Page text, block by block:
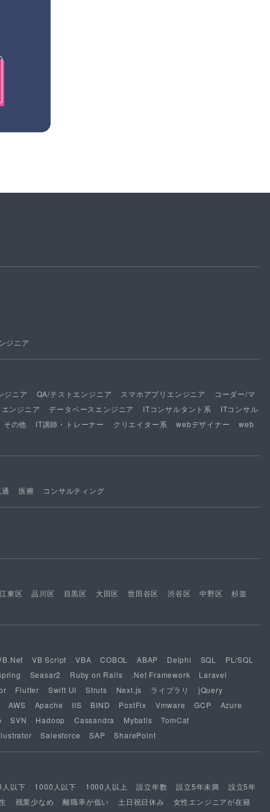
ジニア
ジニア QA/テストエンジニア スマホアプリエンジニア
コーダー/マ
ンジニア データベースエンジニア ITコンサルタント系
ITコンサル
その他 IT講師・トレーナー クリエイター系 webデザイナー
web
医療 コンサルティング
江東区 品川区 目黒区 大田区 世田谷区 渋谷区 中野区
杉並
VB Script VBA COBOL ABAP Delphi SQL
PL/SQL
Seasar2 Ruby on Rails .Net Framework
Laravel
Flutter Swift UI Struts Next.js ライブラリ
jQuery
AWS Apache IIS BIND PostFix Vmware GCP
Azure
SVN Hadoop Cassandra Mybatis
TomCat
Salesforce SAP SharePoint
以下 1000人以下 1000人以上 設立年数 設立5年未満
設立5年
残業少なめ 離職率が低い 土日祝日休み
女性エンジニアが在籍